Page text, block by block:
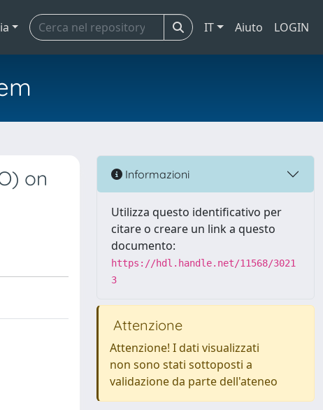
IT Aiuto LOGIN
on
Informazioni
Utilizza questo identificativo per
citare o creare un link a questo
documento:
https://hdl.handle.net/11568/3021
3
Attenzione
Attenzione! I dati visualizzati
non sono stati sottoposti a
validazione da parte dell'ateneo